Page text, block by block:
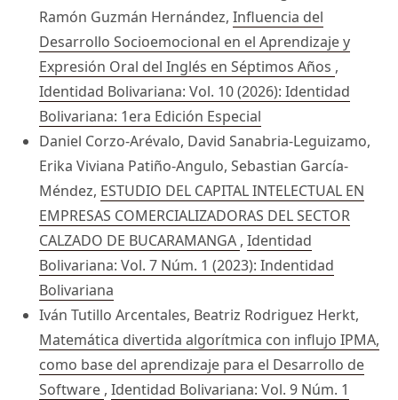
Ramón Guzmán Hernández, Influencia del
Desarrollo Socioemocional en el Aprendizaje y
Expresión Oral del Inglés en Séptimos Años ,
Identidad Bolivariana: Vol. 10 (2026): Identidad
Bolivariana: 1era Edición Especial
Daniel Corzo-Arévalo, David Sanabria-Leguizamo,
Erika Viviana Patiño-Angulo, Sebastian García-
Méndez, ESTUDIO DEL CAPITAL INTELECTUAL EN
EMPRESAS COMERCIALIZADORAS DEL SECTOR
CALZADO DE BUCARAMANGA , Identidad
Bolivariana: Vol. 7 Núm. 1 (2023): Indentidad
Bolivariana
Iván Tutillo Arcentales, Beatriz Rodriguez Herkt,
Matemática divertida algorítmica con influjo IPMA,
como base del aprendizaje para el Desarrollo de
Software , Identidad Bolivariana: Vol. 9 Núm. 1